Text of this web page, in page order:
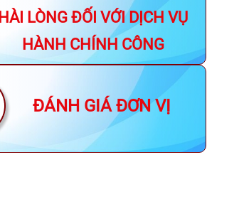
HÀI LÒNG ĐỐI VỚI DỊCH VỤ
HÀNH CHÍNH CÔNG
ĐÁNH GIÁ ĐƠN VỊ